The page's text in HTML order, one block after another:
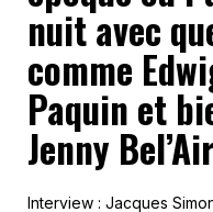
nuit avec
comme
Paquin et
Jenny
Interview : Jacques